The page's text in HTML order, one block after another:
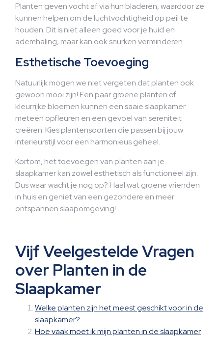
Planten geven vocht af via hun bladeren, waardoor ze
kunnen helpen om de luchtvochtigheid op peil te
houden. Dit is niet alleen goed voor je huid en
ademhaling, maar kan ook snurken verminderen.
Esthetische Toevoeging
Natuurlijk mogen we niet vergeten dat planten ook
gewoon mooi zijn! Een paar groene planten of
kleurrijke bloemen kunnen een saaie slaapkamer
meteen opfleuren en een gevoel van sereniteit
creëren. Kies plantensoorten die passen bij jouw
interieurstijl voor een harmonieus geheel.
Kortom, het toevoegen van planten aan je
slaapkamer kan zowel esthetisch als functioneel zijn.
Dus waar wacht je nog op? Haal wat groene vrienden
in huis en geniet van een gezondere en meer
ontspannen slaapomgeving!
Vijf Veelgestelde Vragen
over Planten in de
Slaapkamer
Welke planten zijn het meest geschikt voor in de
slaapkamer?
Hoe vaak moet ik mijn planten in de slaapkamer